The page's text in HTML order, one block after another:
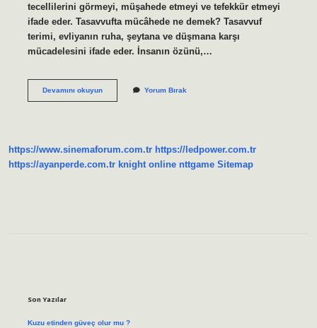
tecellilerini görmeyi, müşahede etmeyi ve tefekkür etmeyi
ifade eder. Tasavvufta mücâhede ne demek? Tasavvuf
terimi, evliyanın ruha, şeytana ve düşmana karşı
mücadelesini ifade eder. İnsanın özünü,…
Devamını okuyunTasavvufta
Yorum Bırak
https://www.sinemaforum.com.tr https://ledpower.com.tr
https://ayanperde.com.tr knight online nttgame Sitemap
Son Yazılar
Kuzu etinden güveç olur mu ?